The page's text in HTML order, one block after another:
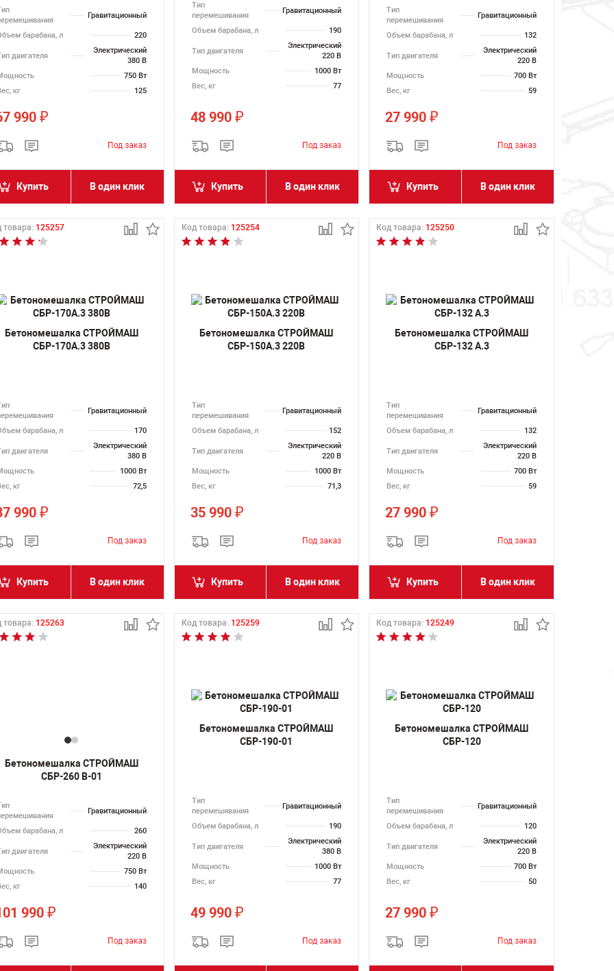
Гравитационный
барабана, л 220
двигателя
Электрический
380 В
750 Вт
кг
125
990 ₽
Купить В один клик
Тип
перемешивания
Гравитационный
Объем барабана, л 190
Тип двигателя
Электрический
220 В
Мощность
1000 Вт
Вес, кг
77
48 990 ₽
Купить В один клик
Тип
перемешивания
Гравитационный
Объем барабана, л 132
Тип двигателя
Электрический
220 В
Мощность
700 Вт
Вес, кг
59
27 990₽
Купить В один клик
товара: 125257
Бетономешалка СТРОЙМАШ
СБР-170А.3 380В
Гравитационный
барабана, л 170
двигателя
Электрический
380 В
1000 Вт
кг
72,5
990 ₽
Купить В один клик
Код товара: 125254
Бетономешалка СТРОЙМАШ
СБР-150А.3 220В
Тип
перемешивания
Гравитационный
Объем барабана, л 152
Тип двигателя
Электрический
220 В
Мощность
1000 Вт
Вес, кг
71,3
35 990 ₽
Купить В один клик
Код товара: 125250
Бетономешалка СТРОЙМАШ
СБР-132 А.3
Тип
перемешивания
Гравитационный
Объем барабана, л 132
Тип двигателя
Электрический
220 В
Мощность
700 Вт
Вес, кг
59
27 990₽
Купить В один клик
товара: 125263
Бетономешалка СТРОЙМАШ
СБР-260 В-01
Гравитационный
барабана, л 260
двигателя
Электрический
220 В
750 Вт
кг
140
990 ₽
Код товара: 125259
Бетономешалка СТРОЙМАШ
СБР-190-01
Тип
перемешивания
Гравитационный
Объем барабана, л 190
Тип двигателя
Электрический
380 В
Мощность
1000 Вт
Вес, кг
77
49 990 ₽
Код товара: 125249
Бетономешалка СТРОЙМАШ
СБР-120
Тип
перемешивания
Гравитационный
Объем барабана, л 120
Тип двигателя
Электрический
220 В
Мощность
700 Вт
Вес, кг
50
27 990₽